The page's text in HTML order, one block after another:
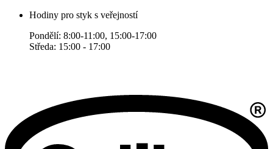
Hodiny pro styk s veřejností
Pondělí: 8:00-11:00, 15:00-17:00
Středa: 15:00 - 17:00